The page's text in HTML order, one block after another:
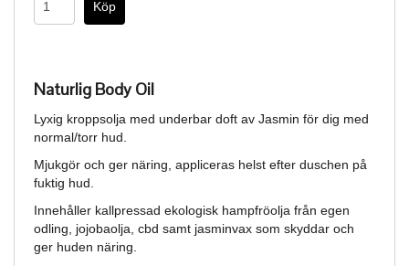
Naturlig Body Oil
Lyxig kroppsolja med underbar doft av Jasmin för dig med
normal/torr hud.
Mjukgör och ger näring, appliceras helst efter duschen på
fuktig hud.
Innehåller kallpressad ekologisk hampfröolja från egen
odling, jojobaolja, cbd samt jasminvax som skyddar och
ger huden näring.